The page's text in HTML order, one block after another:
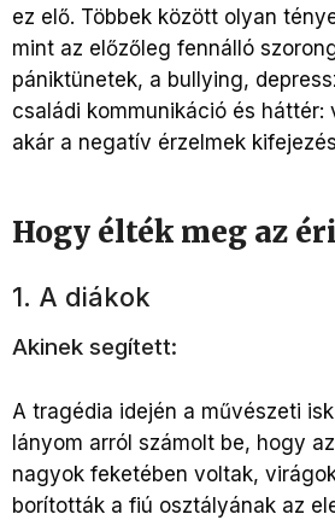
ez elő. Többek között olyan
mint az előzőleg fennálló
pániktünetek, a bullying,
családi kommunikáció és háttér:
akár a negatív érzelmek
Hogy élték meg az
1. A diákok
Akinek segített:
A tragédia idején a művészeti
lányom arról számolt be, hogy
nagyok feketében voltak,
borították a fiú osztályának az